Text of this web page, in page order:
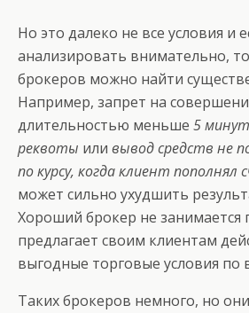
Но это далеко не все условия и
анализировать внимательно,
брокеров можно найти
Например, запрет на
длительностью меньше 5 минут
реквоты или вывод средств не
по курсу, когда клиент пополнял
может сильно ухудшить
Хороший брокер не
предлагает своим клиентам
выгодные торговые условия по
Таких брокеров немного, но